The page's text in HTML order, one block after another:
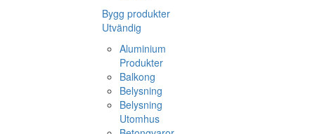
Bygg produkter
Utvändig
Aluminium
Produkter
Balkong
Belysning
Belysning
Utomhus